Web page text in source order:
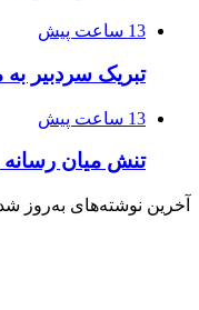
13 ساعت پیش
تبریک سردبیر به
13 ساعت پیش
تنش میان
آخرین نوشته‌های‌ به‌روز